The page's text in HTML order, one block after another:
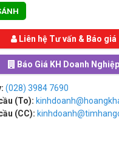
Liên hệ Tư vấn & Báo giá
Báo Giá KH Doanh Nghiệp
(028) 3984 7690
(To):
(CC):